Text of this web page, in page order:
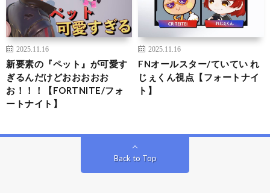
2025.11.16
新要素の『ペット』が可愛す
ぎるんだけどおおおおお
お！！！【FORTNITE/フォ
ートナイト】
2025.11.16
FNオールスター/ていてい れ
じぇくん視点【フォートナイ
ト】
Back to Top